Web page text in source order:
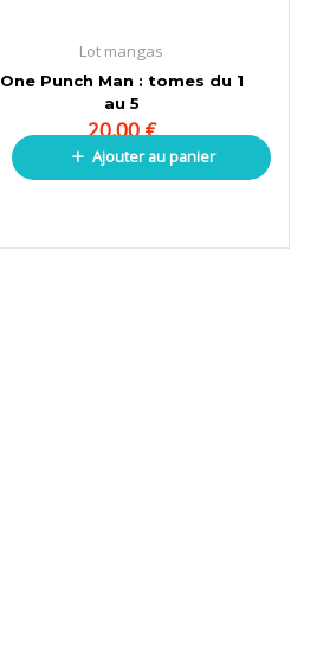
Lot mangas
One Punch Man : tomes du 1
au 5
20,00€
Ajouter au panier